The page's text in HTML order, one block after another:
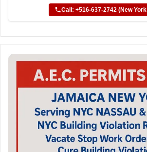
Call: +516-637-2742 (New